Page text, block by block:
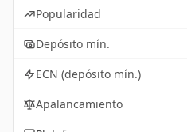
Popularidad
Depósito mín.
ECN (depósito mín.)
Apalancamiento